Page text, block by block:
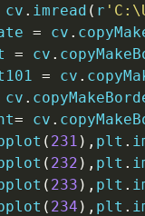
cv . imread ( r
= cv .
= cv .
= cv .
cv .
= cv .
( 231 ) , plt .
( 232 ) , plt .
( 233 ) , plt .
( 234 ) , plt .